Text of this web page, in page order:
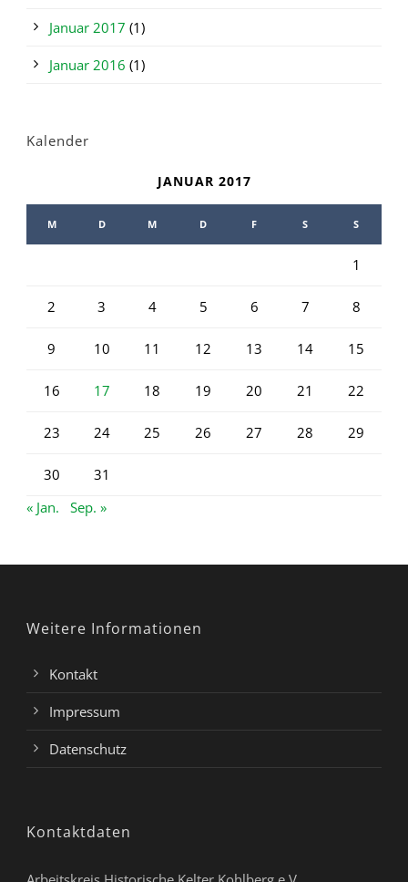
Januar 2017 (1)
Januar 2016 (1)
Kalender
JANUAR 2017
M D M D F S S
1
2 3 4 5 6 7 8
9 10 11 12 13 14 15
16 17 18 19 20 21 22
23 24 25 26 27 28 29
30
31
« Jan.
Sep. »
Weitere Informationen
Kontakt
Impressum
Datenschutz
Kontaktdaten